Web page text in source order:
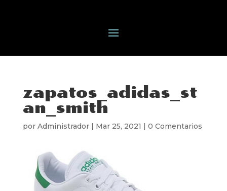
zapatos_adidas_st
an_smith
por Administrador| Mar 25, 2021 | 0 Comentarios